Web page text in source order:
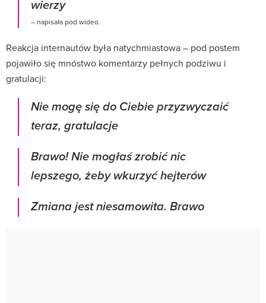
wierzy
– napisała pod wideo.
Reakcja internautów była natychmiastowa – pod postem
pojawiło się mnóstwo komentarzy pełnych podziwu i
gratulacji:
Nie mogę się do Ciebie przyzwyczaić
teraz, gratulacje
Brawo! Nie mogłaś zrobić nic
lepszego, żeby wkurzyć hejterów
Zmiana jest niesamowita. Brawo